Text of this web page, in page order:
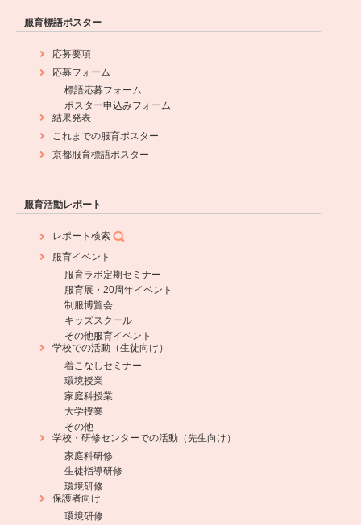
服育標語ポスター
応募要項
応募フォーム
標語応募フォーム
ポスター申込みフォーム
結果発表
これまでの服育ポスター
京都服育標語ポスター
服育活動レポート
レポート検索
服育イベント
服育ラボ定期セミナー
服育展・20周年イベント
制服博覧会
キッズスクール
その他服育イベント
学校での活動（生徒向け）
着こなしセミナー
環境授業
家庭科授業
大学授業
その他
学校・研修センターでの活動（先生向け）
家庭科研修
生徒指導研修
環境研修
保護者向け
環境研修